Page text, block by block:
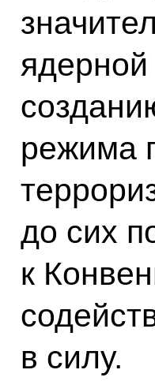
ядерной
режима
до сих
к
в силу.